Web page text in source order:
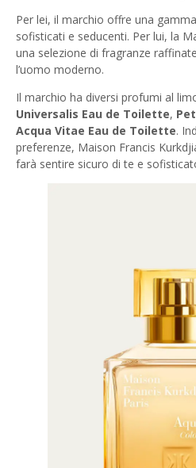
Per lei, il marchio offre una
sofisticati e seducenti. Per lui, la
una selezione di fragranze
l’uomo moderno.
Il marchio ha diversi profumi al
Universalis Eau de Toilette,
Acqua Vitae Eau de Toilette.
preferenze, Maison Francis
farà sentire sicuro di te e